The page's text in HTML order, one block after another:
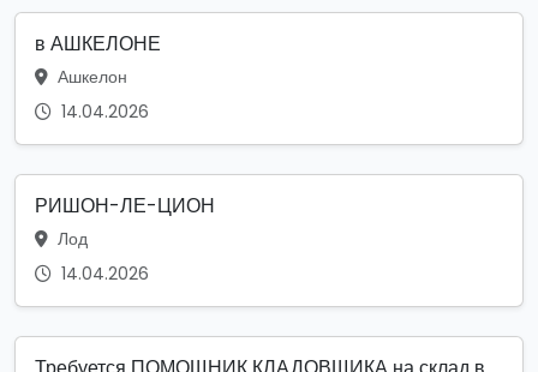
в АШКЕЛОНЕ
Ашкелон
14.04.2026
РИШОН-ЛЕ-ЦИОН
Лод
14.04.2026